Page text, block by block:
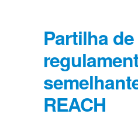
Partilha
REACH